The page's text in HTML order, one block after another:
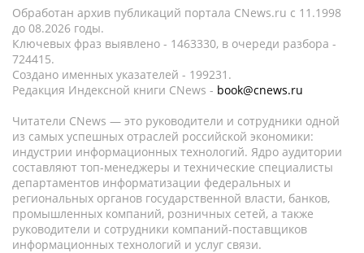
Обработан архив публикаций портала CNews.ru c 11.1998
до 08.2026 годы.
Ключевых фраз выявлено - 1463330, в очереди разбора -
724415.
Создано именных указателей - 199231.
Редакция Индексной книги CNews - book@cnews.ru
Читатели CNews — это руководители и сотрудники одной
из самых успешных отраслей российской экономики:
индустрии информационных технологий. Ядро аудитории
составляют топ-менеджеры и технические специалисты
департаментов информатизации федеральных и
региональных органов государственной власти, банков,
промышленных компаний, розничных сетей, а также
руководители и сотрудники компаний-поставщиков
информационных технологий и услуг связи.